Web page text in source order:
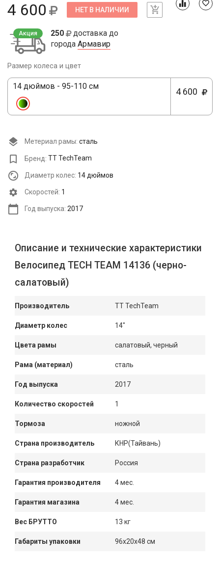
4 600 НЕТ В НАЛИЧИИ
Акция 250
доставка до
города Армавир
Размер колеса и цвет
14 дюймов - 95-110 см
4 600
Метериал рамы: сталь
Бренд: TT TechTeam
Диаметр колес: 14 дюймов
Cкоростей: 1
Год выпуска: 2017
Описание и технические характеристики
Велосипед TECH TEAM 14136 (черно-
салатовый)
Производитель TT TechTeam
Диаметр колес 14"
Цвета рамы салатовый, черный
Рама (материал) сталь
Год выпуска 2017
Количество скоростей 1
Тормоза ножной
Страна производитель КНР(Тайвань)
Страна разработчик Россия
Гарантия производителя 4 мес.
Гарантия магазина 4 мес.
Вес БРУТТО 13 кг
Габариты упаковки 96x20x48 см